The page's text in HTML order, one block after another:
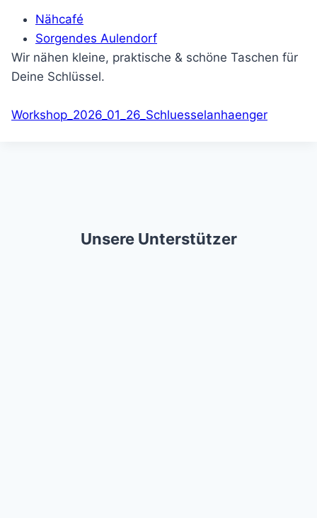
Nähcafé
Sorgendes Aulendorf
Wir nähen kleine, praktische & schöne Taschen für
Deine Schlüssel.
Workshop_2026_01_26_Schluesselanhaenger
Unsere Unterstützer